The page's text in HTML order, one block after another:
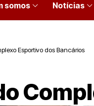
somos Notícias
Esportivo dos Bancários